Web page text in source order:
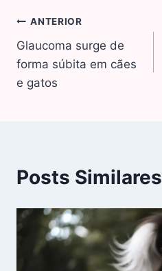
ANTERIOR
Glaucoma surge de
forma súbita em cães
e gatos
Posts Similares